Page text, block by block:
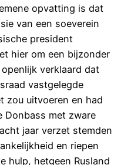
opvatting is dat
van een soeverein
president
hier om een bijzonder
verklaard dat
vastgelegde
zou uitvoeren en had
Donbass met zware
jaar verzet stemden
en riepen
hulp, hetgeen Rusland